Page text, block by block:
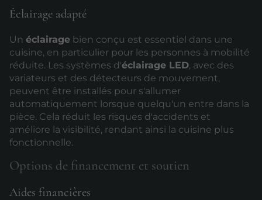
Éclairage adapté
Un éclairage bien conçu est essentiel dans une
cuisine, en particulier pour les personnes à mobilité
réduite. Les systèmes d'éclairage LED, avec des
variateurs et des détecteurs de mouvement,
peuvent être installés pour s'allumer
automatiquement lorsque quelqu'un entre dans la
pièce. Cela réduit les risques d'accidents et
améliore la visibilité, rendant ainsi la cuisine plus
fonctionnelle.
Options de financement et soutien
Aides financières